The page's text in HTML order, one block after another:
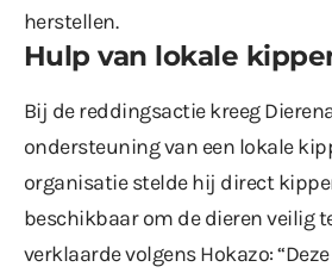
herstellen.
Hulp van lokale
Bij de reddingsactie kreeg
ondersteuning van een lokale
organisatie stelde hij direct
beschikbaar om de dieren veilig
verklaarde volgens Hokazo: